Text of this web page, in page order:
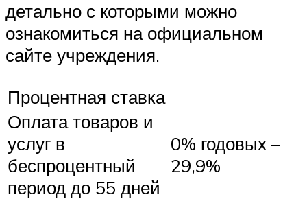
детально с которыми можно
ознакомиться на официальном
сайте учреждения.
Процентная ставка
Оплата товаров и
услуг в
беспроцентный
период до 55 дней
0% годовых –
29,9%